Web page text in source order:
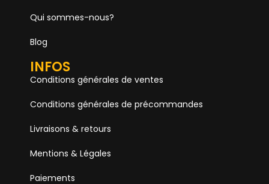
Qui sommes-nous?
Blog
INFOS
Conditions générales de ventes
Conditions générales de précommandes
Livraisons & retours
Mentions & Légales
Paiements